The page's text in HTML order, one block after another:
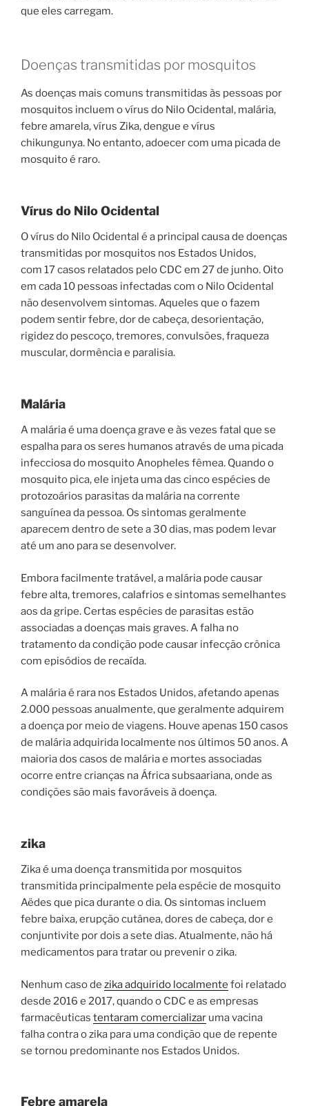
que eles carregam.
Doenças transmitidas por mosquitos
As doenças mais comuns transmitidas às pessoas por
mosquitos incluem o vírus do Nilo Ocidental, malária,
febre amarela, vírus Zika, dengue e vírus
chikungunya. No entanto, adoecer com uma picada de
mosquito é raro.
Vírus do Nilo Ocidental
O vírus do Nilo Ocidental é a principal causa de doenças
transmitidas por mosquitos nos Estados Unidos,
com 17 casos relatados pelo CDC em 27 de junho. Oito
em cada 10 pessoas infectadas com o Nilo Ocidental
não desenvolvem sintomas. Aqueles que o fazem
podem sentir febre, dor de cabeça, desorientação,
rigidez do pescoço, tremores, convulsões, fraqueza
muscular, dormência e paralisia.
Malária
A malária é uma doença grave e às vezes fatal que se
espalha para os seres humanos através de uma picada
infecciosa do mosquito Anopheles fêmea. Quando o
mosquito pica, ele injeta uma das cinco espécies de
protozoários parasitas da malária na corrente
sanguínea da pessoa. Os sintomas geralmente
aparecem dentro de sete a 30 dias, mas podem levar
até um ano para se desenvolver.
Embora facilmente tratável, a malária pode causar
febre alta, tremores, calafrios e sintomas semelhantes
aos da gripe. Certas espécies de parasitas estão
associadas a doenças mais graves. A falha no
tratamento da condição pode causar infecção crônica
com episódios de recaída.
A malária é rara nos Estados Unidos, afetando apenas
2.000 pessoas anualmente, que geralmente adquirem
a doença por meio de viagens. Houve apenas 150 casos
de malária adquirida localmente nos últimos 50 anos. A
maioria dos casos de malária e mortes associadas
ocorre entre crianças na África subsaariana, onde as
condições são mais favoráveis ​​à doença.
zika
Zika é uma doença transmitida por mosquitos
transmitida principalmente pela espécie de mosquito
Aëdes que pica durante o dia. Os sintomas incluem
febre baixa, erupção cutânea, dores de cabeça, dor e
conjuntivite por dois a sete dias. Atualmente, não há
medicamentos para tratar ou prevenir o zika.
Nenhum caso de zika adquirido localmente foi relatado
desde 2016 e 2017, quando o CDC e as empresas
farmacêuticas tentaram comercializar uma vacina
falha contra o zika para uma condição que de repente
se tornou predominante nos Estados Unidos.
Febre amarela